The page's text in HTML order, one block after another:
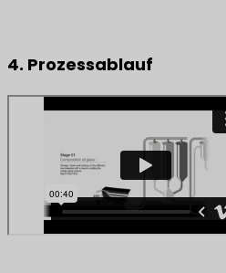
4. Prozessablauf